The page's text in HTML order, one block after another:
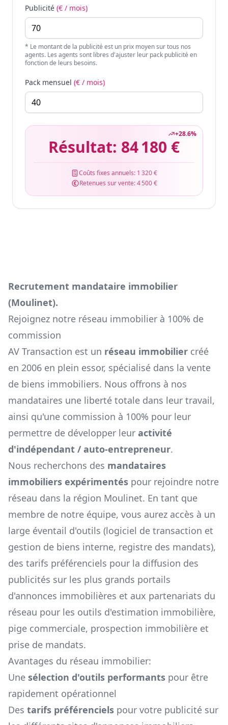
Publicité (€ / mois)
* Le montant de la publicité est un prix moyen sur tous nos
agents. Les agents sont libres d'ajuster leur pack publicité en
fonction de leurs besoins.
Pack mensuel (€ / mois)
+28.6%
Résultat: 84 180 €
Coûts fixes annuels: 1 320 €
Retenues sur vente:4 500 €
Recrutement mandataire immobilier
(Moulinet).
Rejoignez notre réseau immobilier à 100% de
commission
AV Transaction est un réseau immobilier créé
en 2006 en plein essor, spécialisé dans la vente
de biens immobiliers. Nous offrons à nos
mandataires une liberté totale dans leur travail,
ainsi qu'une commission à 100% pour leur
permettre de développer leur activité
d'indépendant / auto-entrepreneur.
Nous recherchons des mandataires
immobiliers expérimentés pour rejoindre notre
réseau dans la région Moulinet. En tant que
membre de notre équipe, vous aurez accès à un
large éventail d'outils (logiciel de transaction et
gestion de biens interne, registre des mandats),
des tarifs préférenciels pour la diffusion des
publicités sur les plus grands portails
d'annonces immobilières et aux partenariats du
réseau pour les outils d'estimation immobilière,
pige commerciale, prospection immobilière et
prise de mandats.
Avantages du réseau immobilier:
Une sélection d'outils performants pour être
rapidement opérationnel
Des tarifs préférenciels pour votre publicité sur